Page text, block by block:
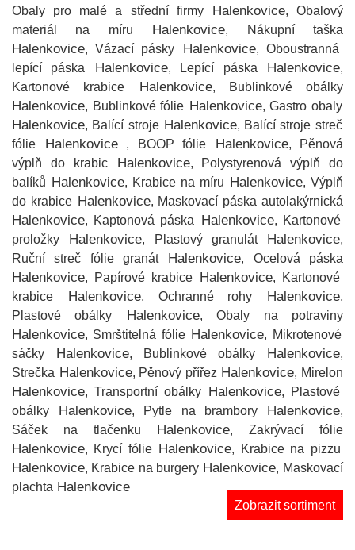
Obaly pro malé a střední firmyHalenkovice, Obalový
materiál na míru
Halenkovice, Nákupní taška
Halenkovice, Vázací pásky Halenkovice, Oboustranná
lepící páska
Halenkovice, Lepící páskaHalenkovice,
Kartonové krabice Halenkovice, Bublinkové obálky
Halenkovice, Bublinkové fólie Halenkovice, Gastro obaly
Halenkovice, Balící strojeHalenkovice, Balící stroje streč
fólie Halenkovice , BOOP fólie Halenkovice, Pěnová
výplň do krabicHalenkovice, Polystyrenová výplň do
balíků Halenkovice, Krabice na míru Halenkovice, Výplň
do krabiceHalenkovice, Maskovací páska autolakýrnická
Halenkovice, Kaptonová páska Halenkovice, Kartonové
proložky Halenkovice, Plastový granulátHalenkovice,
Ruční streč fólie granátHalenkovice, Ocelová páska
Halenkovice, Papírové krabice Halenkovice, Kartonové
krabice Halenkovice, Ochranné rohy Halenkovice,
Plastové obálky Halenkovice, Obaly na potraviny
Halenkovice, Smrštitelná fólieHalenkovice, Mikrotenové
sáčky Halenkovice, Bublinkové obálky Halenkovice,
Strečka Halenkovice, Pěnový přířezHalenkovice, Mirelon
Halenkovice, Transportní obálky Halenkovice, Plastové
obálky Halenkovice, Pytle na bramboryHalenkovice,
Sáček na tlačenku Halenkovice, Zakrývací fólie
Halenkovice, Krycí fólieHalenkovice, Krabice na pizzu
Halenkovice, Krabice na burgery Halenkovice, Maskovací
plachta Halenkovice
Zobrazit sortiment